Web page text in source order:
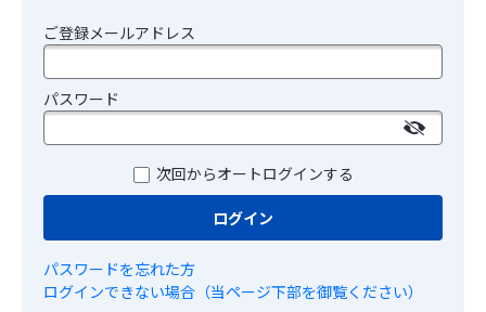
ご登録メールアドレス
パスワード
次回からオートログインする
ログイン
パスワードを忘れた方
ログインできない場合（当ページ下部を御覧ください）